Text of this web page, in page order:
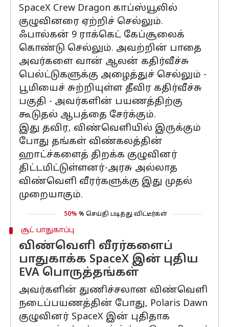
SpaceX Crew Dragon காப்ஸ்யூலில்
குழுவினரை ஏற்றிச் செல்லும்.
ஃபால்கன் 9 ராக்கெட் கேப்சூலைக்
கொண்டு செல்லும். அவற்றின் பாதை
அவர்களை வான் ஆலன் கதிர்வீச்சு
பெல்ட்டுகளுக்கு அழைத்துச் செல்லும் -
பூமியைச் சுற்றியுள்ள தீவிர கதிர்வீச்சு
பகுதி - அவர்களின் பயணத்திற்கு
கூடுதல் ஆபத்தை சேர்க்கும்.
இது தவிர, விண்வெளியில் இருக்கும்
போது தங்கள் விண்கலத்தின்
ஹாட்ச்களைத் திறக்க குழுவினர்
திட்டமிட்டுள்ளனர்-அரசு அல்லாத
விண்வெளி வீரர்களுக்கு இது முதல்
முறையாகும்.
50% % செய்தி படித்து விட்டீர்கள்
சூட் பாதுகாப்பு
விண்வெளி வீரர்களைப்
பாதுகாக்க SpaceX இன் புதிய
EVA பொருத்தங்கள்
அவர்களின் துணிச்சலான விண்வெளி
நடைப்பயணத்தின் போது, ​​Polaris Dawn
குழுவினர் SpaceX இன் புதிதாக